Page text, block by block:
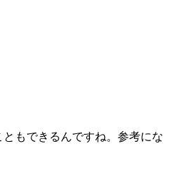
もできるんですね。参考にな